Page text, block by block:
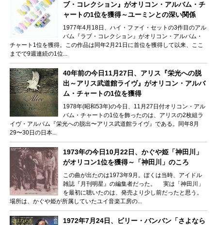
ブ・コレクション』がオリコン・アルバム・チ
ャートの1位を獲得～ユーミンとの深い関係
1977年4月18日、ハイ・ファイ・セットの3作目のアル
バム『ラブ・コレクション』がオリコン・アルバム・
チャート1位を獲得。この作品は同年2月21日に首位を獲得して以来、ここ
までで9週連続の1位...
40年前の今日11月27日、アリス『栄光への脱
出～アリス武道館ライヴ』がオリコン・アルバ
ム・チャートの1位を獲得
1978年(昭和53年)の今日、11月27日付オリコン・アル
バム・チャートの1位を飾ったのは、アリスの2枚組ラ
イヴ・アルバム『栄光への脱出〜アリス武道館ライヴ』である。同年8月
29〜30日の日本...
1973年の今日10月22日、かぐや姫「神田川」
がオリコン1位を獲得～「神田川」のころ
この曲が出たのは1973年9月。ぼくは当時、アイドル
雑誌『月刊明星』の編集者だった。 実は「神田川」
を最初に聴いたのは、発売より少し前だったと思う。
場所は、かぐや姫が所属していたユイ音楽工房の...
1972年7月24日、ビリー・バンバン「さよなら